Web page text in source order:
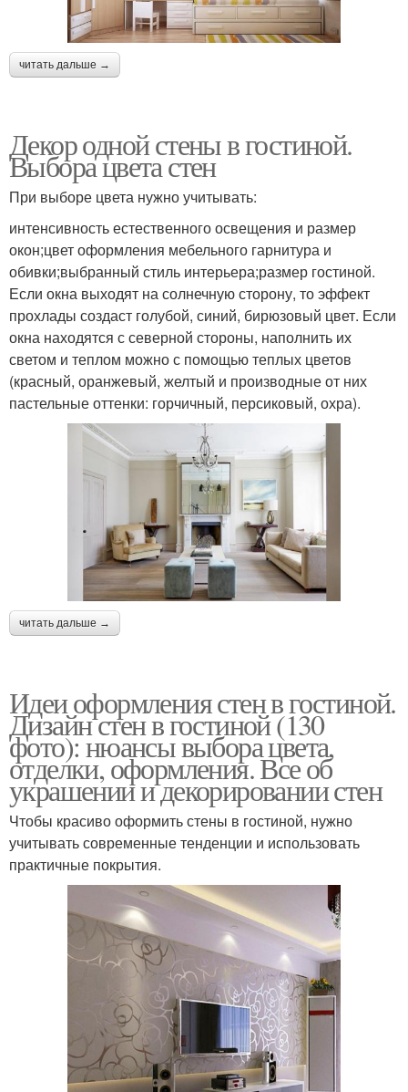
читать дальше →
Декор одной стены в гостиной.
Выбора цвета стен
При выборе цвета нужно учитывать:
интенсивность естественного освещения и размер
окон;цвет оформления мебельного гарнитура и
обивки;выбранный стиль интерьера;размер гостиной.
Если окна выходят на солнечную сторону, то эффект
прохлады создаст голубой, синий, бирюзовый цвет. Если
окна находятся с северной стороны, наполнить их
светом и теплом можно с помощью теплых цветов
(красный, оранжевый, желтый и производные от них
пастельные оттенки: горчичный, персиковый, охра).
читать дальше →
Идеи оформления стен в гостиной.
Дизайн стен в гостиной (130
фото): нюансы выбора цвета,
отделки, оформления. Все об
украшении и декорировании стен
Чтобы красиво оформить стены в гостиной, нужно
учитывать современные тенденции и использовать
практичные покрытия.